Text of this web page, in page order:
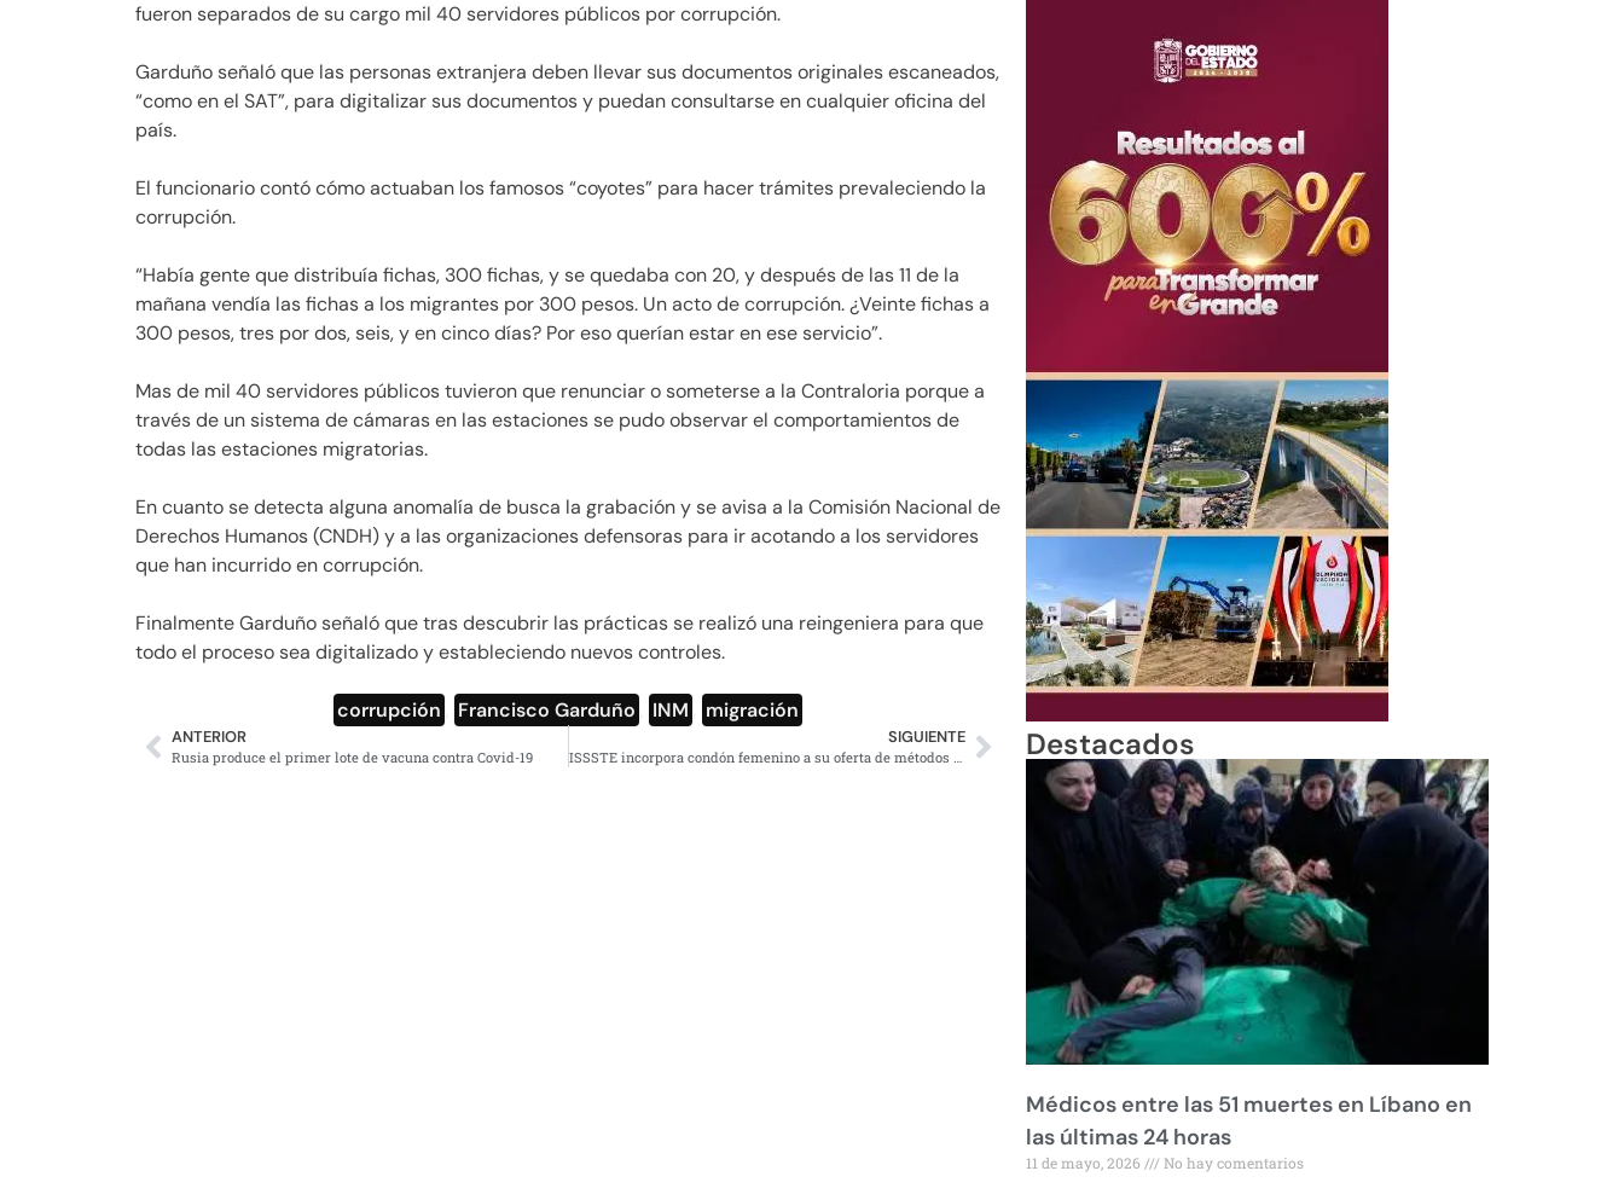
fueron separados de su cargo mil 40 servidores públicos por corrupción.
Garduño señaló que las personas extranjera deben llevar sus documentos originales escaneados,
“como en el SAT”, para digitalizar sus documentos y puedan consultarse en cualquier oficina del
país.
El funcionario contó cómo actuaban los famosos “coyotes” para hacer trámites prevaleciendo la
corrupción.
“Había gente que distribuía fichas, 300 fichas, y se quedaba con 20, y después de las 11 de la
mañana vendía las fichas a los migrantes por 300 pesos. Un acto de corrupción. ¿Veinte fichas a
300 pesos, tres por dos, seis, y en cinco días? Por eso querían estar en ese servicio”.
Mas de mil 40 servidores públicos tuvieron que renunciar o someterse a la Contraloria porque a
través de un sistema de cámaras en las estaciones se pudo observar el comportamientos de
todas las estaciones migratorias.
En cuanto se detecta alguna anomalía de busca la grabación y se avisa a la Comisión Nacional de
Derechos Humanos (CNDH) y a las organizaciones defensoras para ir acotando a los servidores
que han incurrido en corrupción.
Finalmente Garduño señaló que tras descubrir las prácticas se realizó una reingeniera para que
todo el proceso sea digitalizado y estableciendo nuevos controles.
corrupción Francisco Garduño INM migración
ANTERIOR
Rusia produce el primer lote de vacuna contra Covid-19
SIGUIENTE
ISSSTE incorpora condón femenino a su oferta de métodos preventivos Destacados
Médicos entre las 51 muertes en Líbano en
las últimas 24 horas
11 de mayo, 2026 No hay comentarios